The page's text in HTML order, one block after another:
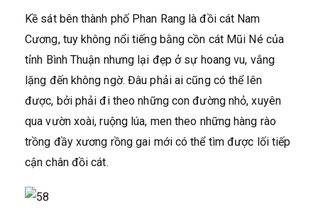
Kề sát bên thành phố Phan Rang là đồi cát Nam
Cương, tuy không nổi tiếng bằng cồn cát Mũi Né của
tỉnh Bình Thuận nhưng lại đẹp ở sự hoang vu, vắng
lặng đến không ngờ. Đâu phải ai cũng có thể lên
được, bởi phải đi theo những con đường nhỏ, xuyên
qua vườn xoài, ruộng lúa, men theo những hàng rào
trồng đầy xương rồng gai mới có thể tìm được lối tiếp
cận chân đồi cát.